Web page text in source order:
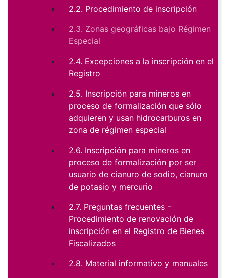
2.2. Procedimiento de inscripción
2.3. Zonas geográficas bajo Régimen
Especial
2.4. Excepciones a la inscripción en el
Registro
2.5. Inscripción para mineros en
proceso de formalización que sólo
adquieren y usan hidrocarburos en
zona de régimen especial
2.6. Inscripción para mineros en
proceso de formalización por ser
usuario de cianuro de sodio, cianuro
de potasio y mercurio
2.7. Preguntas frecuentes -
Procedimiento de renovación de
inscripción en el Registro de Bienes
Fiscalizados
2.8. Material informativo y manuales